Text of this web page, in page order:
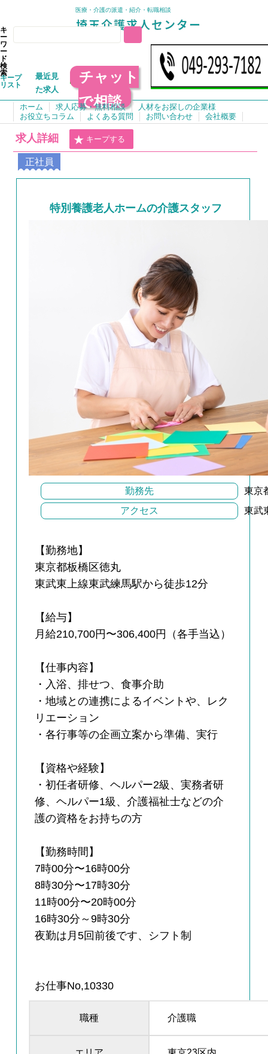
医療・介護の派遣・紹介・転職相談
キ
ー
ワ
ー
ド
検
索
キープ
リスト
最近見
た求人
チャット
で相談
ホーム 求人応募・無料相談
人材をお探しの企業様
お役立ちコラム
よくある質問 お問い合わせ 会社概要
求人詳細 キープする
正社員
特別養護老人ホームの介護スタッフ
勤務先
東京
アクセス
東武
【勤務地】
東京都板橋区徳丸
東武東上線東武練馬駅から徒歩12分
【給与】
月給210,700円〜306,400円（各手当込）
【仕事内容】
・入浴、排せつ、食事介助
・地域との連携によるイベントや、レク
リエーション
・各行事等の企画立案から準備、実行
【資格や経験】
・初任者研修、ヘルパー2級、実務者研
修、ヘルパー1級、介護福祉士などの介
護の資格をお持ちの方
【勤務時間】
7時00分〜16時00分
8時30分〜17時30分
11時00分〜20時00分
16時30分～9時30分
夜勤は月5回前後です、シフト制
お仕事No,10330
職種 介護職